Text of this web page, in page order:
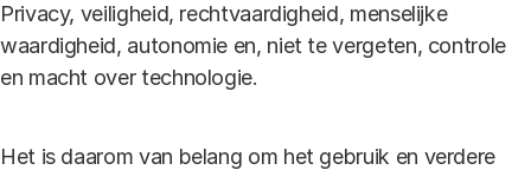
Privacy, veiligheid, rechtvaardigheid, menselijke
waardigheid, autonomie en, niet te vergeten, controle
en macht over technologie.
Het is daarom van belang om het gebruik en verdere